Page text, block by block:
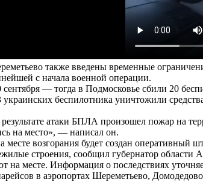
также введены временные
с начала военной операции.
— тогда в Подмосковье сбили 20
беспилотника уничтожили
атаки БПЛА произошел пожар на
на место», — написал он.
возгорания будет создан оперативный
строения, сообщил губернатор области
на месте. Информация о последствиях
в аэропортах Шереметьево,